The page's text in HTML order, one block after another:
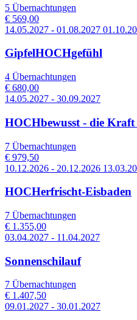
5 Übernachtungen
€ 569,00
14.05.2027 - 01.08.2027
GipfelHOCHgefühl
4 Übernachtungen
€ 680,00
14.05.2027 - 30.09.2027
HOCHbewusst - die
7 Übernachtungen
€ 979,50
10.12.2026 - 20.12.2026
HOCHerfrischt-Eisbaden
7 Übernachtungen
€ 1.355,00
03.04.2027 - 11.04.2027
Sonnenschilauf
7 Übernachtungen
€ 1.407,50
09.01.2027 - 30.01.2027